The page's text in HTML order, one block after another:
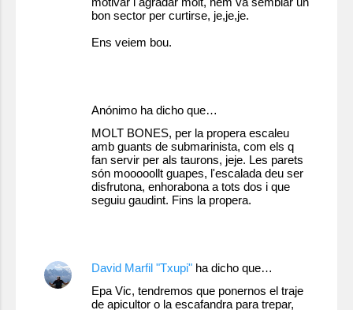
bon sector per curtirse, je,je,je.
Ens veiem bou.
Anónimo ha dicho que…
MOLT BONES, per la propera escaleu
amb guants de submarinista, com els q
fan servir per als taurons, jeje. Les parets
són mooooollt guapes, l'escalada deu ser
disfrutona, enhorabona a tots dos i que
seguiu gaudint. Fins la propera.
David Marfil "Txupi" ha dicho que…
Epa Vic, tendremos que ponernos el traje
de apicultor o la escafandra para trepar,